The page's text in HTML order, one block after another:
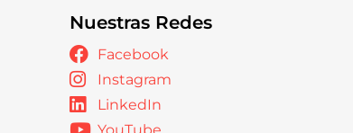
Nuestras Redes
Facebook
Instagram
LinkedIn
YouTube